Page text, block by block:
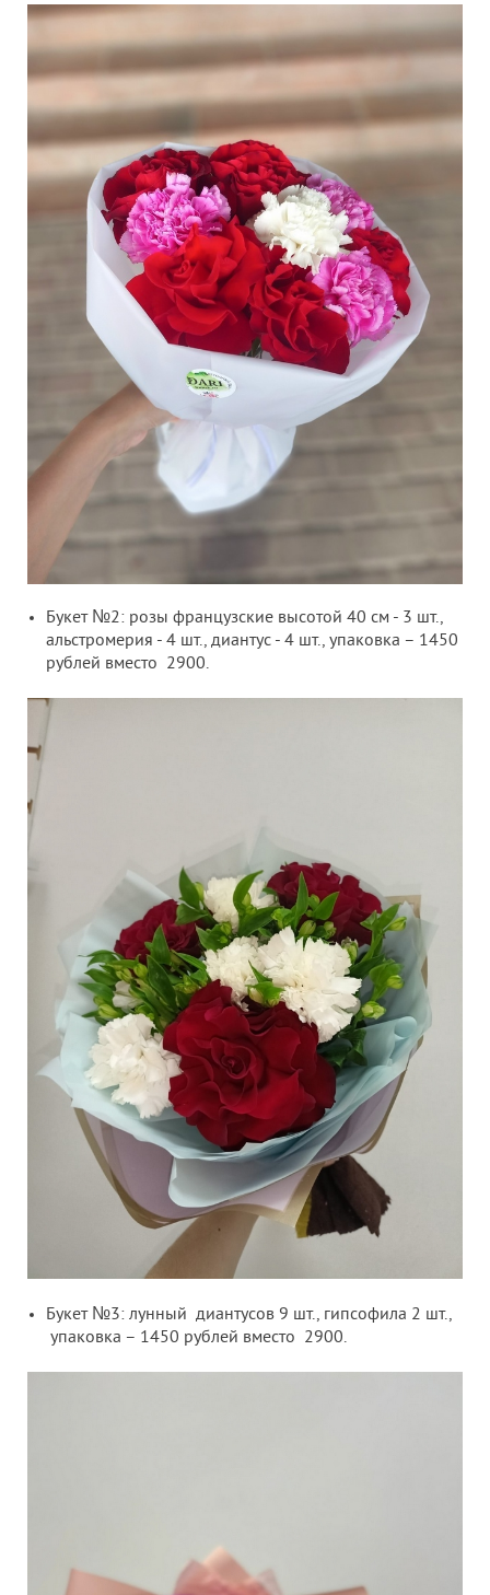
Букет №2: розы французские высотой 40 см - 3 шт.,
альстромерия - 4 шт., диантус - 4 шт., упаковка – 1450
рублей вместо 2900.
Букет №3: лунный диантусов 9 шт., гипсофила 2 шт.,
упаковка – 1450 рублей вместо 2900.